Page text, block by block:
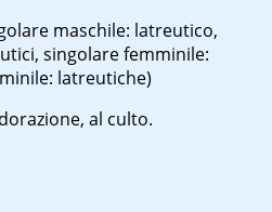
maschile: latreutico,
singolare femminile:
latreutiche)
al culto.